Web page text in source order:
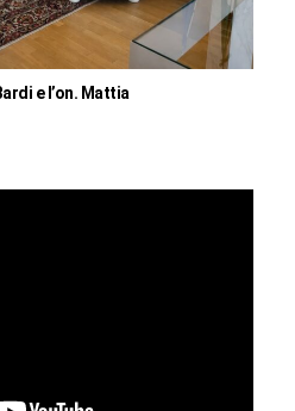
e l’on. Mattia